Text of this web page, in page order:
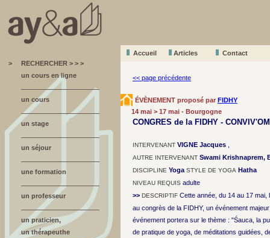
Accueil Articles
Contact
>
RECHERCHER > > >
un cours en ligne
un cours
un stage
un séjour
une formation
un professeur
un praticien,
un thérapeuthe
<< page précédente
ÉVÈNEMENT proposé par FIDHY
14 mai > 17 mai - Bourgogne
CONGRES de la FIDHY - CONVIV'OM
INTERVENANT VIGNE Jacques
AUTRE INTERVENANT Swami Krishnaprem,
DISCIPLINE Yoga STYLE DE YOGA Hatha
NIVEAU REQUIS adulte
>> DESCRIPTIF Cette année, du 14 au 17
au congrès de la FIDHY, un événement
événement portera sur le thème : "Śauca, la
de pratique de yoga, de méditations guidées,